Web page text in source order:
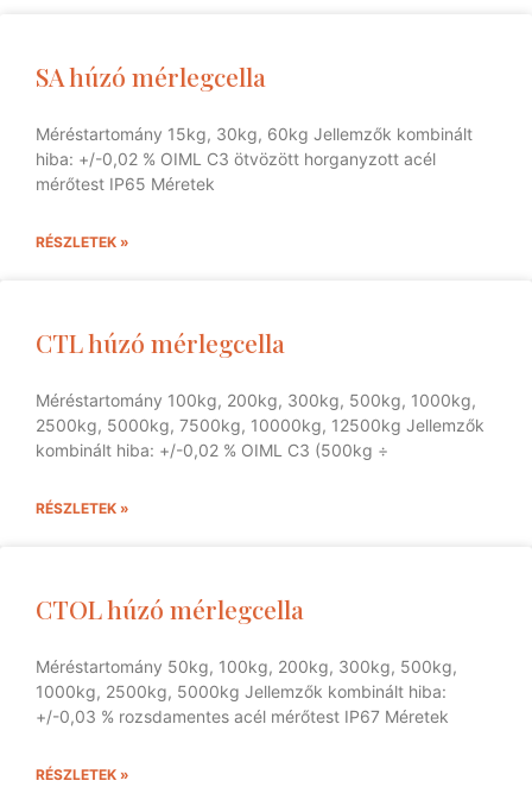
SA húzó mérlegcella
Méréstartomány 15kg, 30kg, 60kg Jellemzők kombinált
hiba: +/-0,02 % OIML C3 ötvözött horganyzott acél
mérőtest IP65 Méretek
RÉSZLETEK »
CTL húzó mérlegcella
Méréstartomány 100kg, 200kg, 300kg, 500kg, 1000kg,
2500kg, 5000kg, 7500kg, 10000kg, 12500kg Jellemzők
kombinált hiba: +/-0,02 % OIML C3 (500kg ÷
RÉSZLETEK »
CTOL húzó mérlegcella
Méréstartomány 50kg, 100kg, 200kg, 300kg, 500kg,
1000kg, 2500kg, 5000kg Jellemzők kombinált hiba:
+/-0,03 % rozsdamentes acél mérőtest IP67 Méretek
RÉSZLETEK »